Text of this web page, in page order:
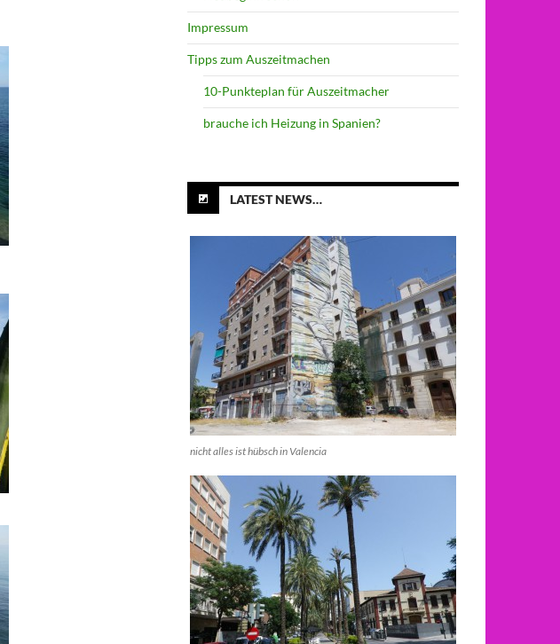
Impressum
Tipps zum Auszeitmachen
10-Punkteplan für Auszeitmacher
brauche ich Heizung in Spanien?
LATEST NEWS…
nicht alles ist hübsch in Valencia